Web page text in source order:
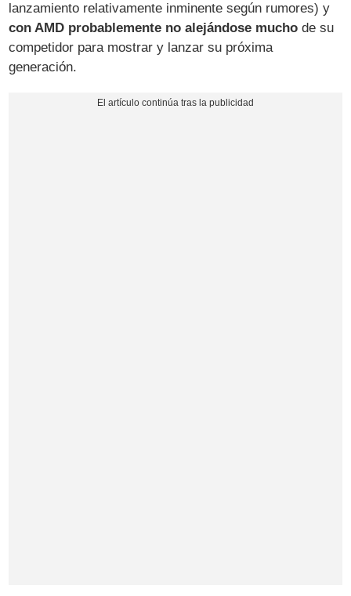
lanzamiento relativamente inminente según rumores) y
con AMD probablemente no alejándose mucho de su
competidor para mostrar y lanzar su próxima
generación.